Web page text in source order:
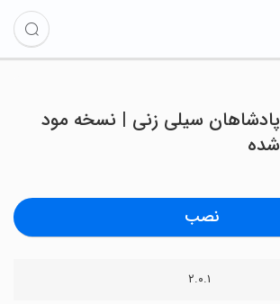
پادشاهان سیلی زنی | نسخه مود
شده
نصب
۲.۰.۱